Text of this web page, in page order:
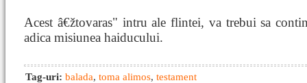
Acest â€žtovaras" intru ale flintei, va trebui sa
adica misiunea haiducului.
Tag-uri: balada, toma alimos, testament